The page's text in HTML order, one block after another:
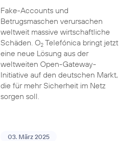
Fake-Accounts und
Betrugsmaschen verursachen
weltweit massive wirtschaftliche
Schäden. O2Telefónica bringt jetzt
eine neue Lösung aus der
weltweiten Open-Gateway-
Initiative auf den deutschen Markt,
die für mehr Sicherheit im Netz
sorgen soll.
03. März 2025